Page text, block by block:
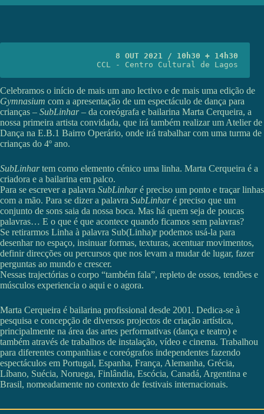
8 OUT 2021 / 10h30 + 14h30
CCL - Centro Cultural de Lagos
Celebramos o início de mais um ano lectivo e de mais uma edição de
Gymnasium com a apresentação de um espectáculo de dança para
crianças – SubLinhar– da coreógrafa e bailarina Marta Cerqueira, a
nossa primeira artista convidada, que irá também realizar um Atelier de
Dança na E.B.1 Bairro Operário, onde irá trabalhar com uma turma de
crianças do 4º ano.
SubLinhartem como elemento cénico uma linha. Marta Cerqueira é a
criadora e a bailarina em palco.
Para se escrever a palavra SubLinharé preciso um ponto e traçar linhas
com a mão. Para se dizer a palavra SubLinharé preciso que um
conjunto de sons saia da nossa boca. Mas há quem seja de poucas
palavras… E o que é que acontece quando ficamos sem palavras?
Se retirarmos Linha à palavra Sub(Linha)r podemos usá-la para
desenhar no espaço, insinuar formas, texturas, acentuar movimentos,
definir direcções ou percursos que nos levam a mudar de lugar, fazer
perguntas ao mundo e crescer.
Nessas trajectórias o corpo “também fala”, repleto de ossos, tendões e
músculos experiencia o aqui e o agora.
Marta Cerqueira é bailarina profissional desde 2001. Dedica-se à
pesquisa e concepção de diversos projectos de criação artística,
principalmente na área das artes performativas (dança e teatro) e
também através de trabalhos de instalação, vídeo e cinema. Trabalhou
para diferentes companhias e coreógrafos independentes fazendo
espectáculos em Portugal, Espanha, França, Alemanha, Grécia,
Líbano, Suécia, Noruega, Finlândia, Escócia, Canadá, Argentina e
Brasil, nomeadamente no contexto de festivais internacionais.